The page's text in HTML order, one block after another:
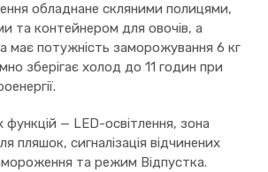
обладнане скляними полицями,
та контейнером для овочів, а
має потужність заморожування 6 кг
зберігає холод до 11 годин при
— LED-освітлення, зона
пляшок, сигналізація відчинених
та режим Відпустка.